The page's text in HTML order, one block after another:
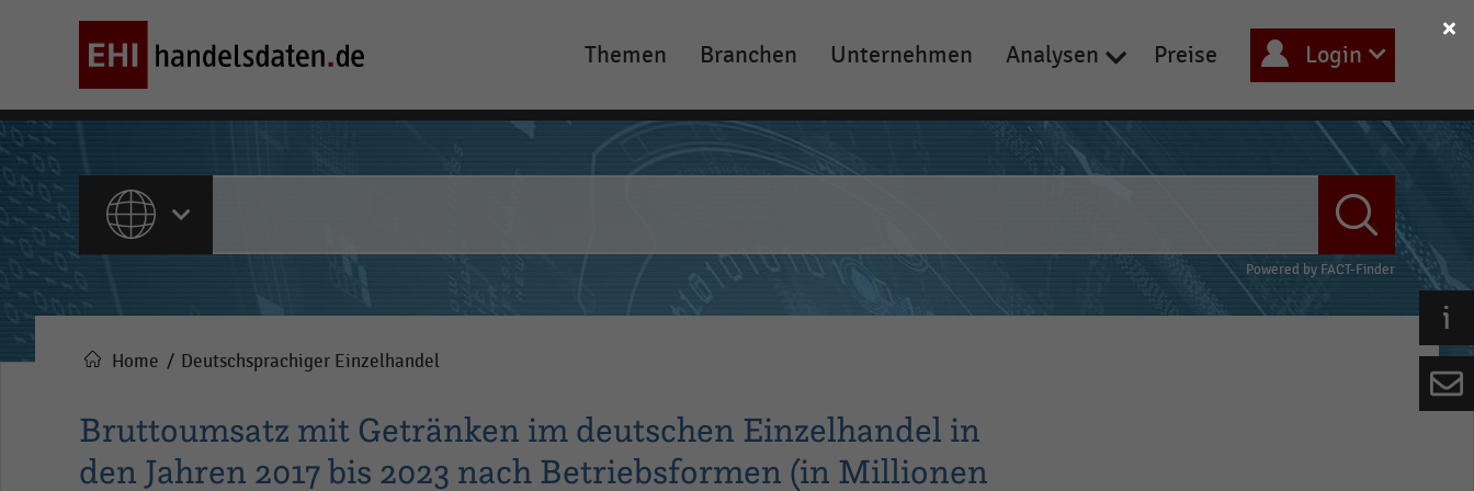
Main
navigation
Themen Branchen Unternehmen Analysen Preise Login
ALLE INHALTE
Powered by FACT-Finder
Pfadnavigation
Home Deutschsprachiger Einzelhandel
Bruttoumsatz mit Getränken im deutschen Einzelhandel in
den Jahren 2017 bis 2023 nach Betriebsformen (in Millionen